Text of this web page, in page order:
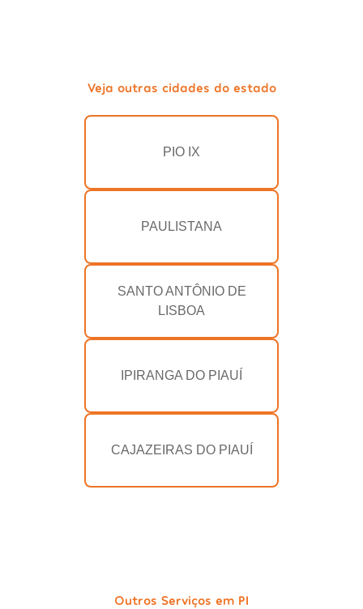
Veja outras cidades do estado
PIO IX
PAULISTANA
SANTO ANTÔNIO DE
LISBOA
IPIRANGA DO PIAUÍ
CAJAZEIRAS DO PIAUÍ
Outros Serviços em PI